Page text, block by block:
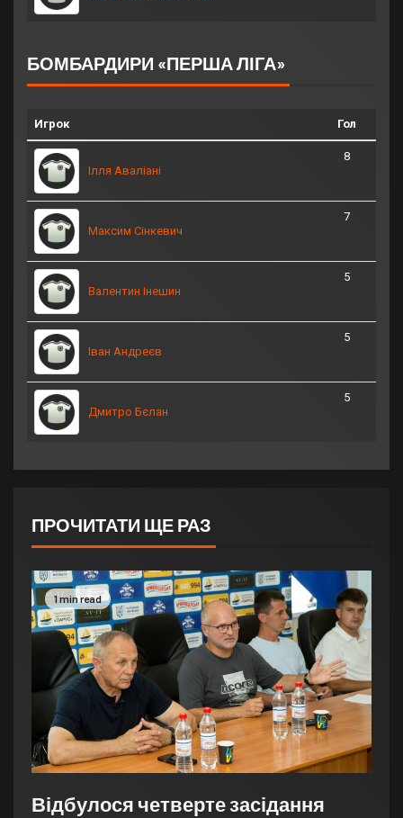
БОМБАРДИРИ «ПЕРША ЛІГА»
Игрок Гол
Ілля Аваліані
8
Максим Сінкевич
7
Валентин Інешин
5
Іван Андреєв
5
Дмитро Бєлан
5
ПРОЧИТАТИ ЩЕ РАЗ
1 min read
Відбулося четверте засідання